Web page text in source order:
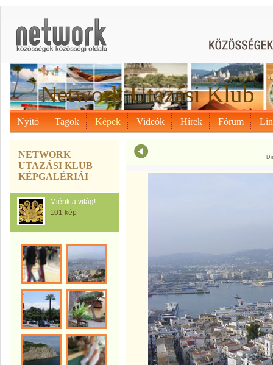
Network Utazási Klub
Nyitó Tagok Képek Videók Hírek Fórum
NETWORK
UTAZÁSI KLUB
KÉPGALÉRIÁI
Miénk a világ!
101 kép